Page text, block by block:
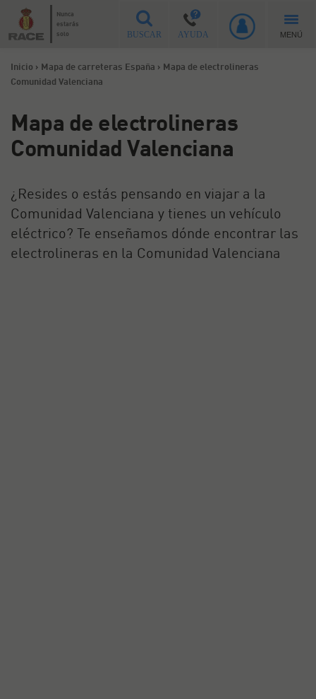
Nunca
estarás
solo
BUSCAR AYUDA MENÚ
Inicio > Mapa de carreteras España > Mapa de electrolineras
Comunidad Valenciana
Mapa de electrolineras
Comunidad Valenciana
¿Resides o estás pensando en viajar a la
Comunidad Valenciana y tienes un vehículo
eléctrico? Te enseñamos dónde encontrar las
electrolineras en la Comunidad Valenciana